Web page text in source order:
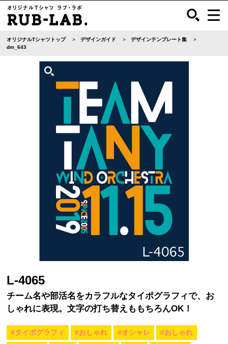
オリジナルTシャツトップ デザインガイド
デザインテンプレート集
dm_643
L-4065
チーム名や部活名をカラフルなタイポグラフィで、お
しゃれに表現。文字の打ち替えももちろんOK！
#タイポグラフィ #おしゃれ #オシャレ #おしゃれ